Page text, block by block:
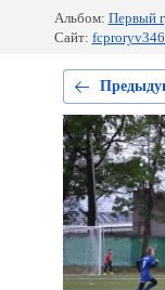
Альбом: Первый
Сайт: